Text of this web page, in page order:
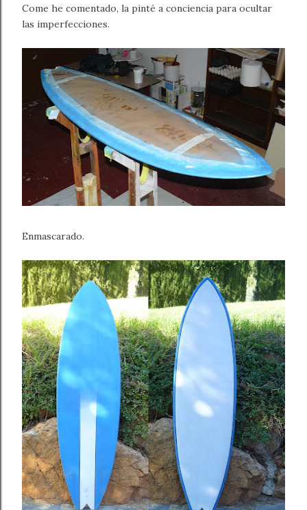
Come he comentado, la pinté a conciencia para ocultar
las imperfecciones.
Enmascarado.